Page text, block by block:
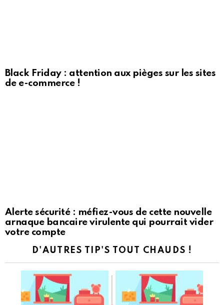
Black Friday : attention aux pièges sur les sites
de e-commerce !
Alerte sécurité : méfiez-vous de cette nouvelle
arnaque bancaire virulente qui pourrait vider
votre compte
D'AUTRES TIP'S TOUT CHAUDS !